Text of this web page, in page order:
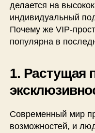
делается на
индивидуальный
Почему же VIP-
популярна в
1. Растущая
Современный мир
возможностей, и